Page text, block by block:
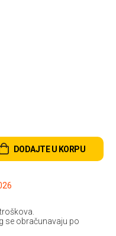
DODAJTE U KORPU
se obračunavaju po